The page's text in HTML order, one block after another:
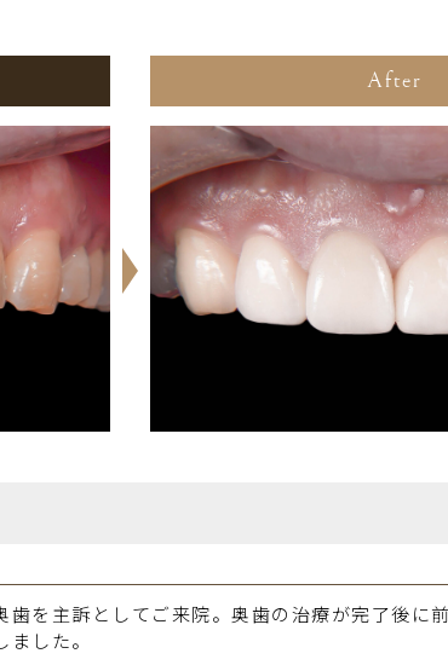
After
歯を主訴としてご来院。奥歯の治療が完了後に
ました。